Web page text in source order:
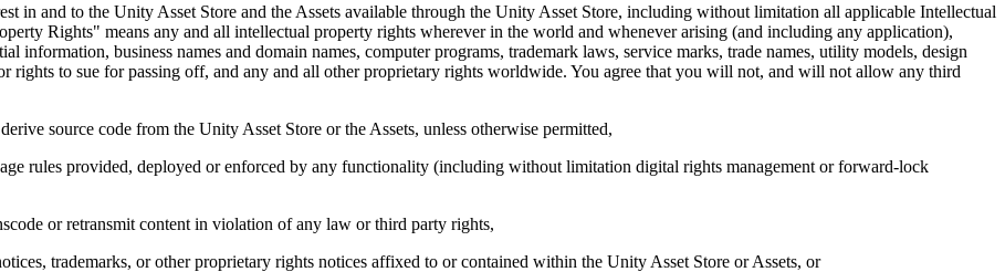
in and to the Unity Asset Store and the Assets available through the Unity Asset Store, including without limitation all applicable Intellectual
Rights" means any and all intellectual property rights wherever in the world and whenever arising (and including any application),
information, business names and domain names, computer programs, trademark laws, service marks, trade names, utility models, design
rights to sue for passing off, and any and all other proprietary rights worldwide. You agree that you will not, and will not allow any third
source code from the Unity Asset Store or the Assets, unless otherwise permitted,
rules provided, deployed or enforced by any functionality (including without limitation digital rights management or forward-lock
or retransmit content in violation of any law or third party rights,
trademarks, or other proprietary rights notices affixed to or contained within the Unity Asset Store or Assets, or